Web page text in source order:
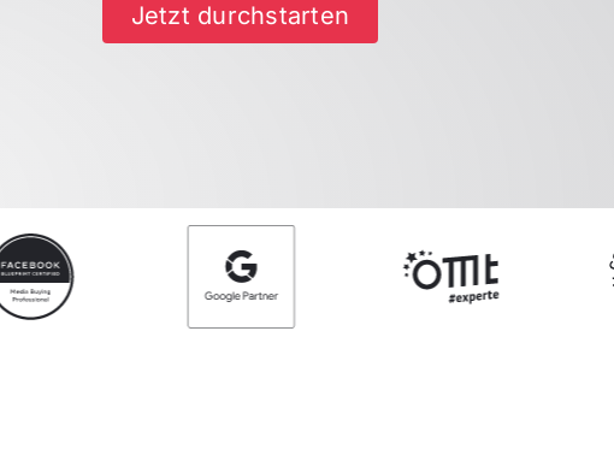
Jetzt durchstarten